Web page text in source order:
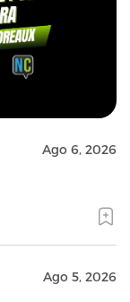
Ago 6, 2026
Ago 5, 2026